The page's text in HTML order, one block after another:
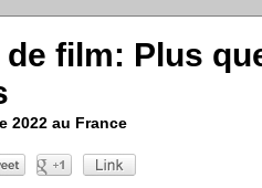
film: Plus
2022 au France